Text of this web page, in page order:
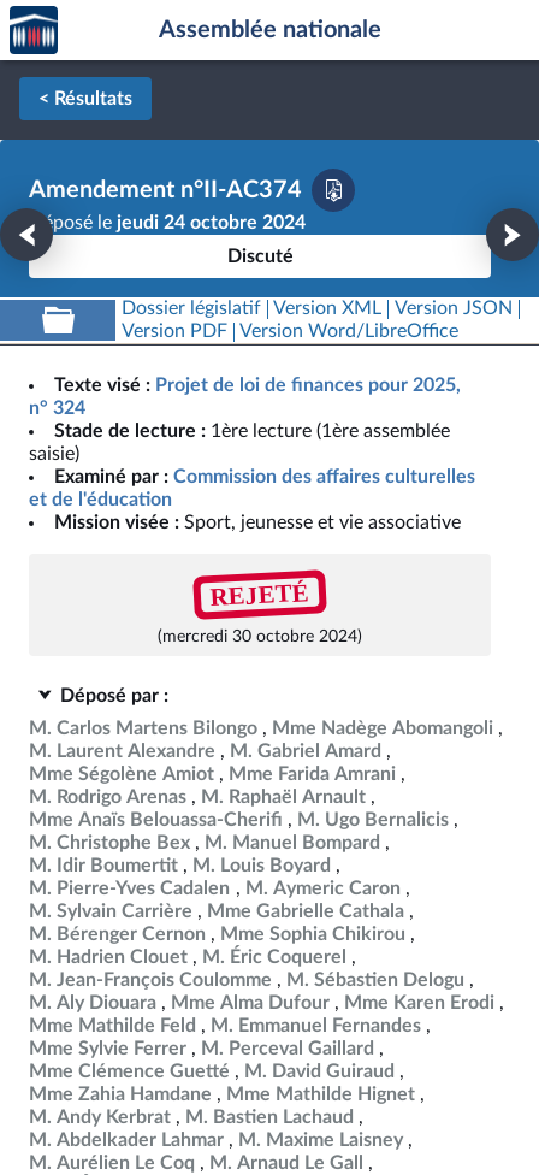
Aller au contenu
Aller en bas de la page
Accèder
à la
page
d'accueil
Assemblée nationale
< Résultats
Amendement n°II-AC374
Déposé le jeudi 24 octobre 2024
Discuté
Dossier législatif Version XML
Version JSON
Version PDF
Version Word/LibreOffice
Texte visé : Projet de loi de finances pour 2025,
n° 324
Stade de lecture : 1ère lecture (1ère assemblée
saisie)
Examiné par : Commission des affaires culturelles
et de l'éducation
Mission visée : Sport, jeunesse et vie associative
REJETÉ
(mercredi 30 octobre 2024)
Déposé par :
M. Carlos Martens Bilongo
Mme Nadège Abomangoli
M. Laurent Alexandre
M. Gabriel Amard
Mme Ségolène Amiot
Mme Farida Amrani
M. Rodrigo Arenas
M. Raphaël Arnault
Mme Anaïs Belouassa-Cherifi
M. Ugo Bernalicis
M. Christophe Bex
M. Manuel Bompard
M. Idir Boumertit
M. Louis Boyard
M. Pierre-Yves Cadalen
M. Aymeric Caron
M. Sylvain Carrière
Mme Gabrielle Cathala
M. Bérenger Cernon
Mme Sophia Chikirou
M. Hadrien Clouet
M. Éric Coquerel
M. Jean-François Coulomme
M. Sébastien Delogu
M. Aly Diouara
Mme Alma Dufour
Mme Karen Erodi
Mme Mathilde Feld
M. Emmanuel Fernandes
Mme Sylvie Ferrer
M. Perceval Gaillard
Mme Clémence Guetté
M. David Guiraud
Mme Zahia Hamdane
Mme Mathilde Hignet
M. Andy Kerbrat
M. Bastien Lachaud
M. Abdelkader Lahmar
M. Maxime Laisney
M. Aurélien Le Coq
M. Arnaud Le Gall